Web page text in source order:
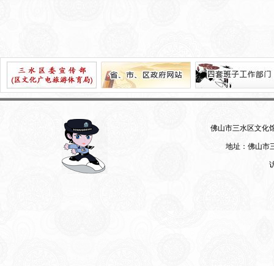
佛山市三水区文化
地址：佛山市